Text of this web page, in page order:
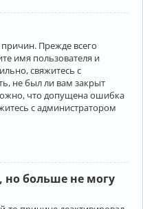
Прежде всего
имя пользователя и
свяжитесь с
не был ли вам закрыт
что допущена ошибка
с администратором
но больше не могу